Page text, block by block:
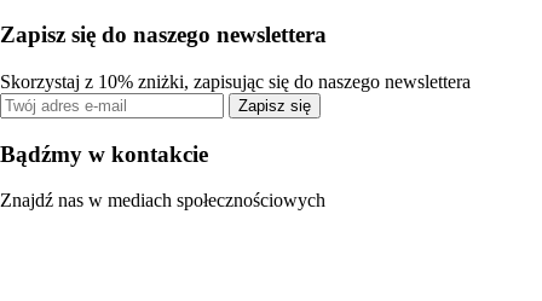
Zapisz się do naszego newslettera
Skorzystaj z 10% zniżki, zapisując się do naszego newslettera
Zapisz się
Bądźmy w kontakcie
Znajdź nas w mediach społecznościowych